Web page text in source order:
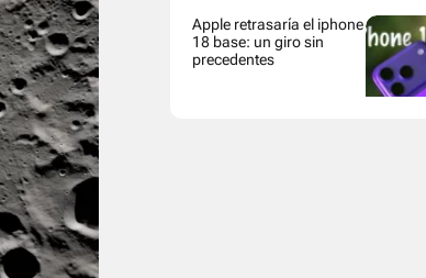
Apple retrasaría el iphone
18 base: un giro sin
precedentes